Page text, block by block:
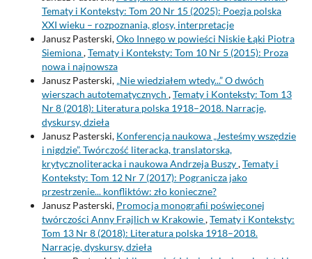
Tematy i Konteksty: Tom 20 Nr 15 (2025): Poezja polska
XXI wieku – rozpoznania, glosy, interpretacje
Janusz Pasterski,Oko Innego w powieści Niskie Łąki Piotra
Siemiona,Tematy i Konteksty: Tom 10 Nr 5 (2015): Proza
nowa i najnowsza
Janusz Pasterski, „Nie wiedziałem wtedy...” O dwóch
wierszach autotematycznych ,Tematy i Konteksty: Tom 13
Nr 8 (2018): Literatura polska 1918–2018. Narracje,
dyskursy, dzieła
Janusz Pasterski, Konferencja naukowa „Jesteśmy wszędzie
i nigdzie”. Twórczość literacka, translatorska,
krytycznoliteracka i naukowa Andrzeja Buszy,Tematy i
Konteksty: Tom 12 Nr 7 (2017): Pogranicza jako
przestrzenie... konfliktów: zło konieczne?
Janusz Pasterski, Promocja monografii poświęconej
twórczości Anny Frajlich w Krakowie,Tematy i Konteksty:
Tom 13 Nr 8 (2018): Literatura polska 1918–2018.
Narracje, dyskursy, dzieła